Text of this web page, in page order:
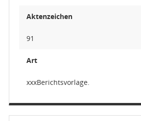
Aktenzeichen
91
Art
xxxBerichtsvorlage.